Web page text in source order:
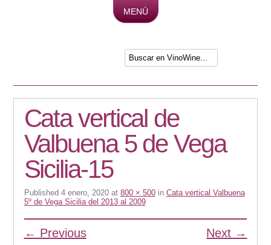
MENÚ
Cata vertical de
Valbuena 5 de Vega
Sicilia-15
Published 4 enero, 2020at 800 × 500in Cata vertical Valbuena
5º de Vega Sicilia del 2013 al 2009
← Previous Next →